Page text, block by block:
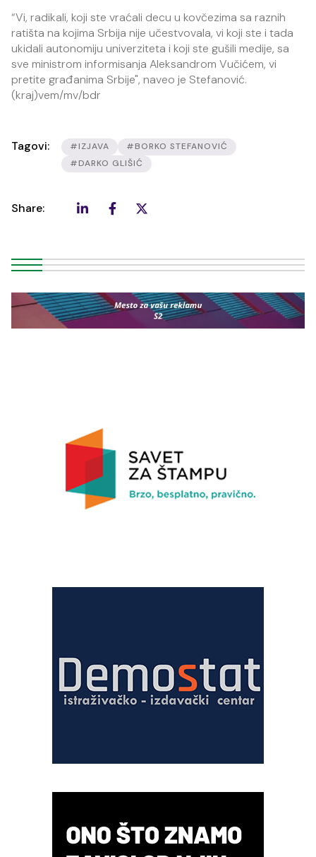
“Vi, radikali, koji ste vraćali decu u kovčezima sa raznih
ratišta na kojima Srbija nije učestvovala, vi koji ste i tada
ukidali autonomiju univerziteta i koji ste gušili medije, sa
sve ministrom informisanja Aleksandrom Vučićem, vi
pretite građanima Srbije", naveo je Stefanović.
(kraj)vem/mv/bdr
Tagovi: #IZJAVA
#BORKO STEFANOVIĆ
#DARKO GLIŠIĆ
Share: